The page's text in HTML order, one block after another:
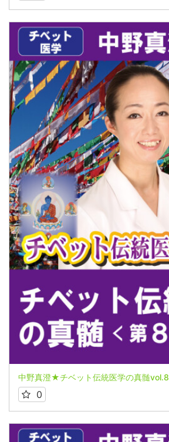
中野真澄★チベット伝統医学の真髄vol.8
0